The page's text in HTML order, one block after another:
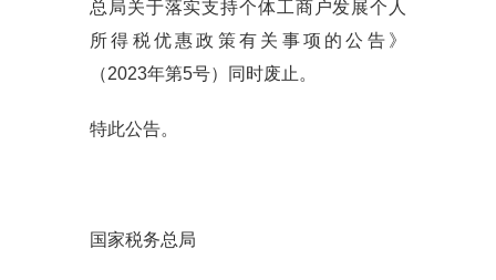
总局关于落实支持个体工商户发展个人
所得税优惠政策有关事项的公告》
（2023年第5号）同时废止。
特此公告。
国家税务总局